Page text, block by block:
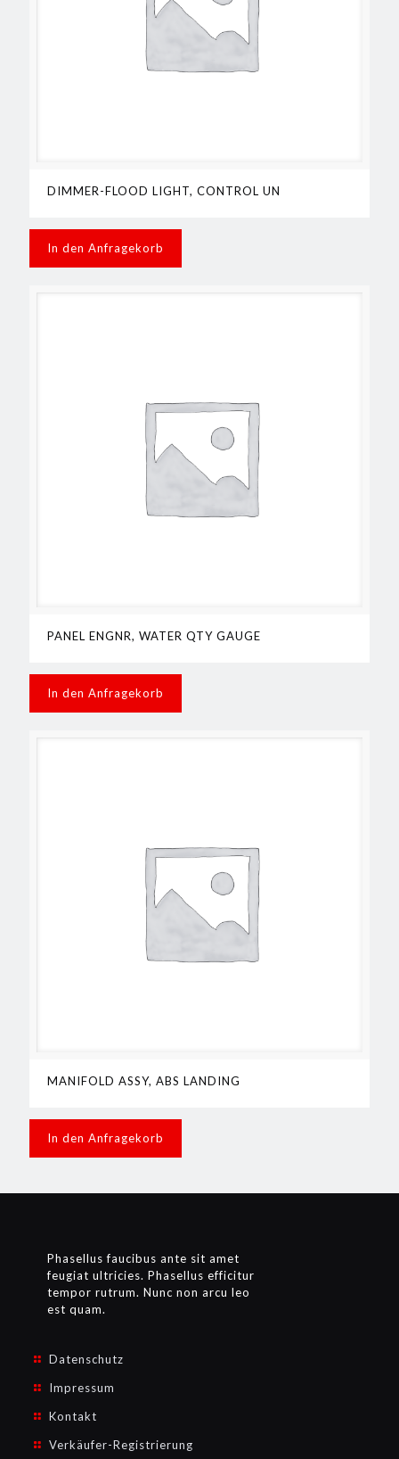
DIMMER-FLOOD LIGHT, CONTROL UN
In den Anfragekorb
PANEL ENGNR, WATER QTY GAUGE
In den Anfragekorb
MANIFOLD ASSY, ABS LANDING
In den Anfragekorb
Phasellus faucibus ante sit amet
feugiat ultricies. Phasellus efficitur
tempor rutrum. Nunc non arcu leo
est quam.
Datenschutz
Impressum
Kontakt
Verkäufer-Registrierung